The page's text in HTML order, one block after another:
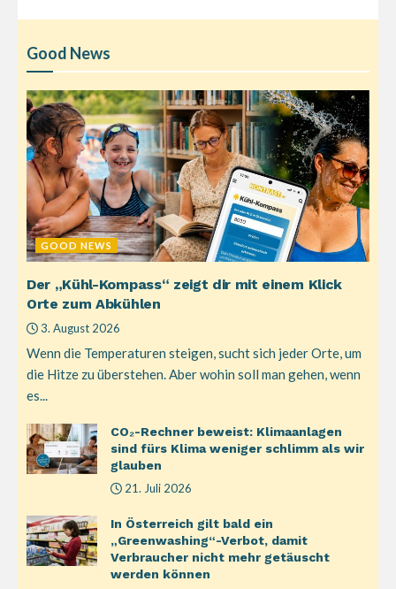
Good News
GOOD NEWS
Der „Kühl-Kompass“ zeigt dir mit einem Klick
Orte zum Abkühlen
3. August 2026
Wenn die Temperaturen steigen, sucht sich jeder Orte, um
die Hitze zu überstehen. Aber wohin soll man gehen, wenn
es...
CO₂-Rechner beweist: Klimaanlagen
sind fürs Klima weniger schlimm als wir
glauben
21. Juli 2026
In Österreich gilt bald ein
„Greenwashing“-Verbot, damit
Verbraucher nicht mehr getäuscht
werden können